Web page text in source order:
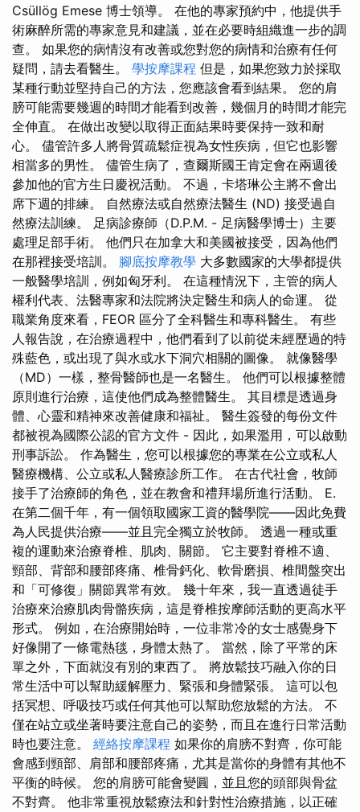
Csüllög Emese 博士領導。 在他的專家預約中，他提供手
術麻醉所需的專家意見和建議，並在必要時組織進一步的調
查。 如果您的病情沒有改善或您對您的病情和治療有任何
疑問，請去看醫生。 學按摩課程 但是，如果您致力於採取
某種行動並堅持自己的方法，您應該會看到結果。 您的肩
膀可能需要幾週的時間才能看到改善，幾個月的時間才能完
全伸直。 在做出改變以取得正面結果時要保持一致和耐
心。 儘管許多人將骨質疏鬆症視為女性疾病，但它也影響
相當多的男性。 儘管生病了，查爾斯國王肯定會在兩週後
參加他的官方生日慶祝活動。 不過，卡塔琳公主將不會出
席下週的排練。 自然療法或自然療法醫生 (ND) 接受過自
然療法訓練。 足病診療師（D.P.M. - 足病醫學博士）主要
處理足部手術。 他們只在加拿大和美國被接受，因為他們
在那裡接受培訓。 腳底按摩教學 大多數國家的大學都提供
一般醫學培訓，例如匈牙利。 在這種情況下，主管的病人
權利代表、法醫專家和法院將決定醫生和病人的命運。 從
職業角度來看，FEOR 區分了全科醫生和專科醫生。 有些
人報告說，在治療過程中，他們看到了以前從未經歷過的特
殊藍色，或出現了與水或水下洞穴相關的圖像。 就像醫學
（MD）一樣，整骨醫師也是一名醫生。 他們可以根據整體
原則進行治療，這使他們成為整體醫生。 其目標是透過身
體、心靈和精神來改善健康和福祉。 醫生簽發的每份文件
都被視為國際公認的官方文件 - 因此，如果濫用，可以啟動
刑事訴訟。 作為醫生，您可以根據您的專業在公立或私人
醫療機構、公立或私人醫療診所工作。 在古代社會，牧師
接手了治療師的角色，並在教會和禮拜場所進行活動。 E.
在第二個千年，有一個領取國家工資的醫學院——因此免費
為人民提供治療——並且完全獨立於牧師。 透過一種或重
複的運動來治療脊椎、肌肉、關節。 它主要對脊椎不適、
頸部、背部和腰部疼痛、椎骨鈣化、軟骨磨損、椎間盤突出
和「可修復」關節異常有效。 幾十年來，我一直透過徒手
治療來治療肌肉骨骼疾病，這是脊椎按摩師活動的更高水平
形式。 例如，在治療開始時，一位非常冷的女士感覺身下
好像開了一條電熱毯，身體太熱了。 當然，除了平常的床
單之外，下面就沒有別的東西了。 將放鬆技巧融入你的日
常生活中可以幫助緩解壓力、緊張和身體緊張。 這可以包
括冥想、呼吸技巧或任何其他可以幫助您放鬆的方法。 不
僅在站立或坐著時要注意自己的姿勢，而且在進行日常活動
時也要注意。 經絡按摩課程 如果你的肩膀不對齊，你可能
會感到頸部、肩部和腰部疼痛，尤其是當你的身體有其他不
平衡的時候。 您的肩膀可能會變圓，並且您的頭部與骨盆
不對齊。 他非常重視放鬆療法和針對性治療措施，以正確